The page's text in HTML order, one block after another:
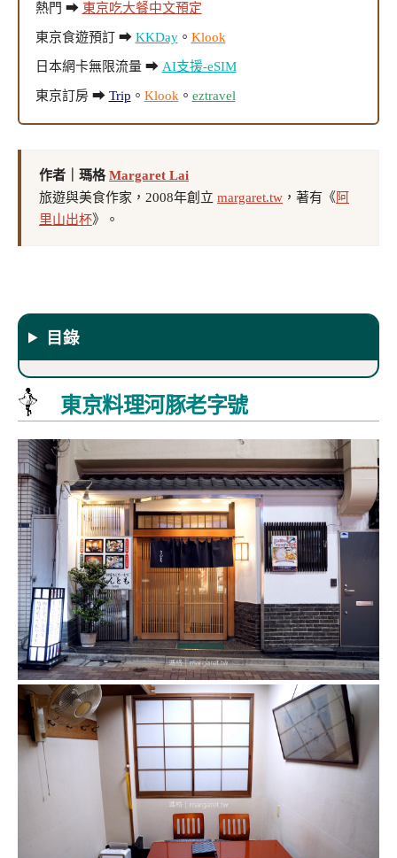
熱門 ➡ 東京吃大餐中文預定
東京食遊預訂 ➡ KKDay。 Klook
日本網卡無限流量 ➡ AI支援-eSIM
東京訂房 ➡ Trip 。 Klook。 eztravel
作者｜瑪格Margaret Lai
旅遊與美食作家，2008年創立 margaret.tw ，著有《阿
里山出杯》。
目錄
東京料理河豚老字號